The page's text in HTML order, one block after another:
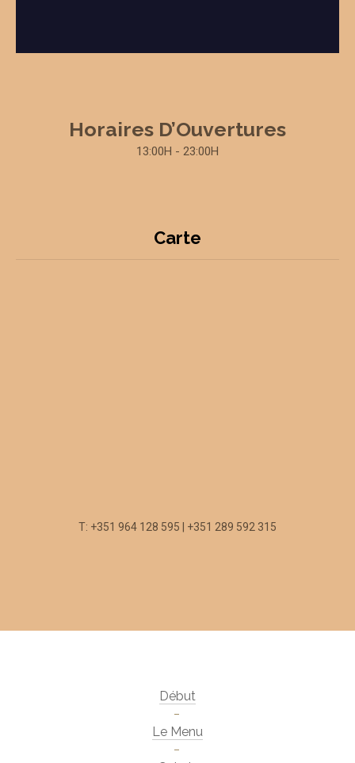
Horaires D’Ouvertures
13:00H - 23:00H
Carte
T: +351 964 128 595 | +351 289 592 315
Début
Le Menu